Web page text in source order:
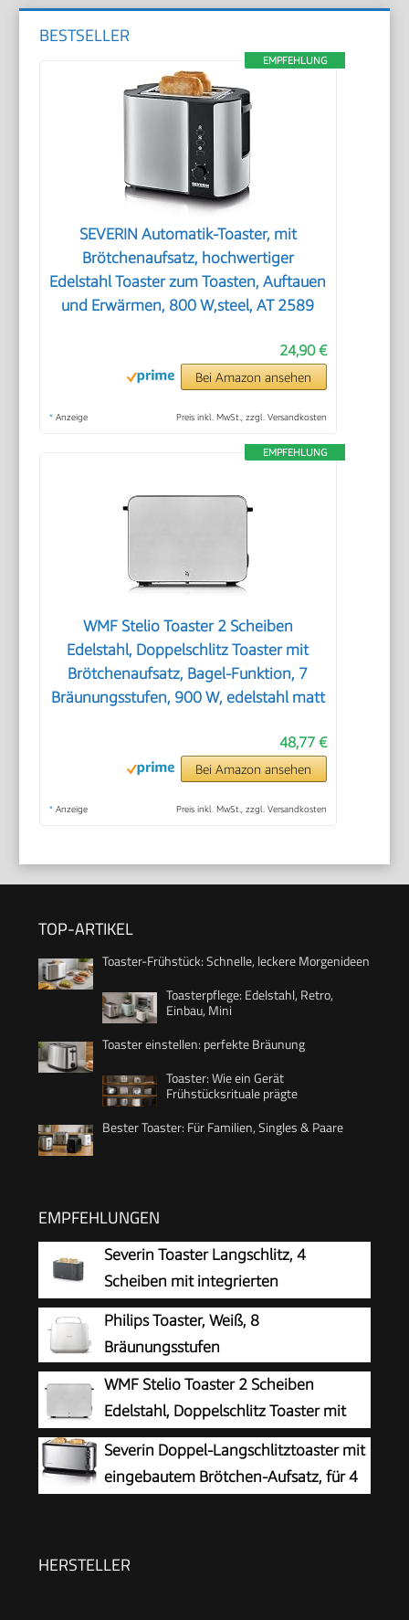
BESTSELLER
EMPFEHLUNG
SEVERIN Automatik-Toaster, mit
Brötchenaufsatz, hochwertiger
Edelstahl Toaster zum Toasten, Auftauen
und Erwärmen, 800 W,steel, AT 2589
24,90 €
Bei Amazon ansehen
* Anzeige Preis inkl. MwSt., zzgl. Versandkosten
EMPFEHLUNG
WMF Stelio Toaster 2 Scheiben
Edelstahl, Doppelschlitz Toaster mit
Brötchenaufsatz, Bagel-Funktion, 7
Bräunungsstufen, 900 W, edelstahl matt
48,77 €
Bei Amazon ansehen
* Anzeige Preis inkl. MwSt., zzgl. Versandkosten
TOP-ARTIKEL
Toaster-Frühstück: Schnelle, leckere Morgenideen
Toasterpflege: Edelstahl, Retro,
Einbau, Mini
Toaster einstellen: perfekte Bräunung
Toaster: Wie ein Gerät
Frühstücksrituale prägte
Bester Toaster: Für Familien, Singles & Paare
EMPFEHLUNGEN
Severin Toaster Langschlitz, 4
Scheiben mit integrierten
Brötchenaufsatz, 2 Langschlitz-
Röstschachte, verschiedene Aufwärmstufen,
1.400 W, Schwarz Matt, AT 2591, Mattschwarz
Philips Toaster, Weiß, 8
Bräunungsstufen
WMF Stelio Toaster 2 Scheiben
Edelstahl, Doppelschlitz Toaster mit
Brötchenaufsatz, Bagel-Funktion, 7
Bräunungsstufen, 900 W, edelstahl matt
Severin Doppel-Langschlitztoaster mit
eingebautem Brötchen-Aufsatz, für 4
gebürstet, schwarz, 1.400 W, AT 2509
HERSTELLER